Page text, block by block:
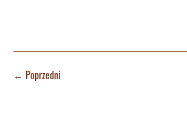
← Poprzedni